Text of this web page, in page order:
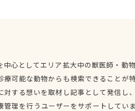
心としてエリア拡大中の獣医師・動
療可能な動物からも検索できることが
対する想いを取材し記事として発信し
管理を行うユーザーをサポートしてい